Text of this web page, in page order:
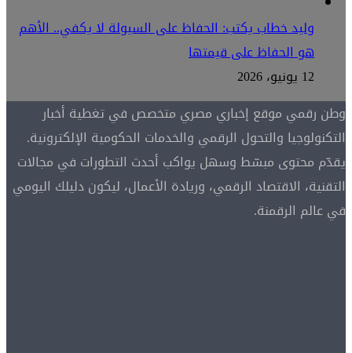
وليد خطاب يكتب: الحفاظ على السيولة لا يكفي.. الأهم
هو الحفاظ على قيمتها
12 يونيو، 2026
وطن رقمي موقع إخباري مصري متخصص في تغطية أخبار
التكنولوجيا والتحول الرقمي والخدمات الحكومية الإلكترونية.
يقدّم محتوى مبسّط وسهل يواكب أحدث التطورات في مجالات
التقنية، الاقتصاد الرقمي، وريادة الأعمال، ليكون دليلك اليومي
في عالم الرقمنة.